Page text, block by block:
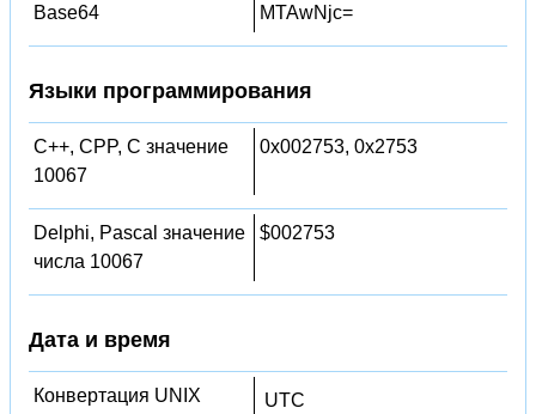
Base64 MTAwNjc=
Языки программирования
C++, CPP, C значение
10067
0x002753, 0x2753
Delphi, Pascal значение
числа 10067
$002753
Дата и время
Конвертация UNIX
UTC